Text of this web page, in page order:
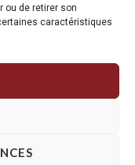
ou de retirer son
caractéristiques
by Storm Team.